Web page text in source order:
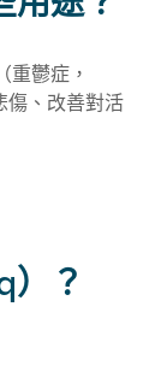
（重鬱症，
傷、改善對活
）？